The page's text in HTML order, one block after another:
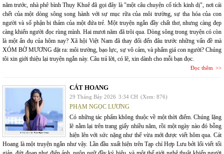
năm trước, nhà phê bình Thụy Khuê đã gọi đây là "một câu chuyện cổ tích kinh dị", nơi cái
chết của một dòng sông song hành với sự mục rữa của môi trường, sự tha hóa của con
người và số phận bi thảm của một đứa trẻ. Một truyện ngắn đầy chất thơ, nhưng càng đẹp
càng khiến người đọc rùng mình. Hai mươi năm đã trôi qua. Dòng sông trong truyện có còn
là một ẩn dụ của hôm nay? Xã hội Việt Nam đã thay đổi đến đâu trước những vấn đề mà
XÓM BỜ MƯƠNG đặt ra: môi trường, bạo lực, sự vô cảm, và phẩm giá con người? Chúng
tôi xin giới thiệu lại truyện ngắn này. Câu trả lời, có lẽ, xin dành cho mỗi bạn đọc.
Đọc thêm
CÁT HOANG
29 Tháng Bảy 2026 3:34 CH (Xem: 876)
PHẠM NGỌC LƯƠNG
Có những tác phẩm không thuộc về một thời điểm. Chúng lặng
lẽ nằm lại trên trang giấy nhiều năm, rồi một ngày nào đó bỗng
hiện lên với sức nặng như thể vừa mới được viết hôm qua. Cát
Hoang là một truyện ngắn như vậy. Lần đầu xuất hiện trên Tạp chí Hợp Lưu bởi lối viết tối